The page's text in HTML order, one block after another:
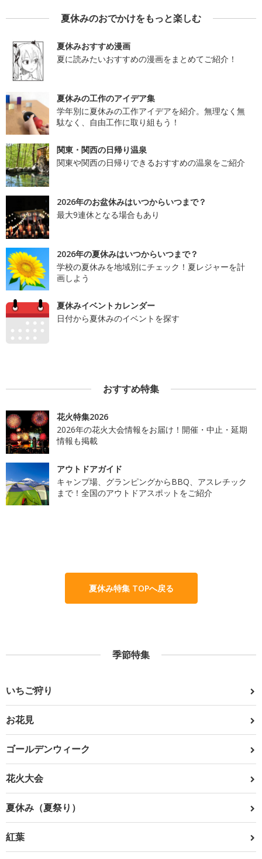
夏休みのおでかけをもっと楽しむ
夏休みおすすめ漫画
夏に読みたいおすすめの漫画をまとめてご紹介！
夏休みの工作のアイデア集
学年別に夏休みの工作アイデアを紹介。無理なく無
駄なく、自由工作に取り組もう！
関東・関西の日帰り温泉
関東や関西の日帰りできるおすすめの温泉をご紹介
2026年のお盆休みはいつからいつまで？
最大9連休となる場合もあり
2026年の夏休みはいつからいつまで？
学校の夏休みを地域別にチェック！夏レジャーを計
画しよう
夏休みイベントカレンダー
日付から夏休みのイベントを探す
おすすめ特集
花火特集2026
2026年の花火大会情報をお届け！開催・中止・延期
情報も掲載
アウトドアガイド
キャンプ場、グランピングからBBQ、アスレチック
まで！全国のアウトドアスポットをご紹介
夏休み特集 TOPへ戻る
季節特集
いちご狩り
お花見
ゴールデンウィーク
花火大会
夏休み（夏祭り）
紅葉